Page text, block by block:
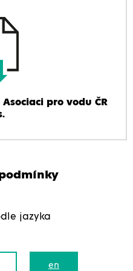
pro vodu ČR
jazyka
en